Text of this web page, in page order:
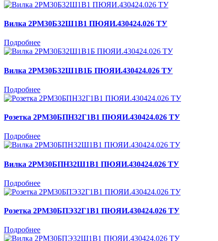
Вилка 2РМ30Б32Ш1В1 ПЮЯИ.430424.026 ТУ
Подробнее
Вилка 2РМ30Б32Ш1В1Б ПЮЯИ.430424.026 ТУ
Подробнее
Розетка 2РМ30БПН32Г1В1 ПЮЯИ.430424.026 ТУ
Подробнее
Вилка 2РМ30БПН32Ш1В1 ПЮЯИ.430424.026 ТУ
Подробнее
Розетка 2РМ30БПЭ32Г1В1 ПЮЯИ.430424.026 ТУ
Подробнее